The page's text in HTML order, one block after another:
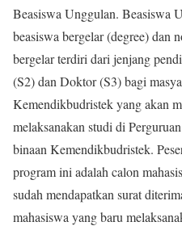
Beasiswa Unggulan. Beasiswa
beasiswa bergelar (degree) dan
bergelar terdiri dari jenjang
(S2) dan Doktor (S3) bagi
Kemendikbudristek yang akan
melaksanakan studi di
binaan Kemendikbudristek.
program ini adalah calon
sudah mendapatkan surat
mahasiswa yang baru